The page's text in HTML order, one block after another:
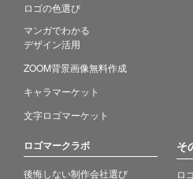
ロゴの色選び
マンガでわかる
デザイン活用
ZOOM背景画像無料作成
キャラマーケット
文字ロゴマーケット
ロゴマークラボ
後悔しない制作会社選び
そ
ロ